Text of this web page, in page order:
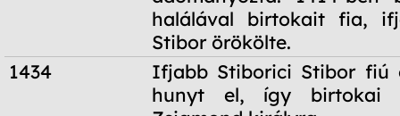
halálával birtokait fia,
Stibor örökölte.
1434
Ifjabb Stiborici Stibor fiú
hunyt el, így birtokai